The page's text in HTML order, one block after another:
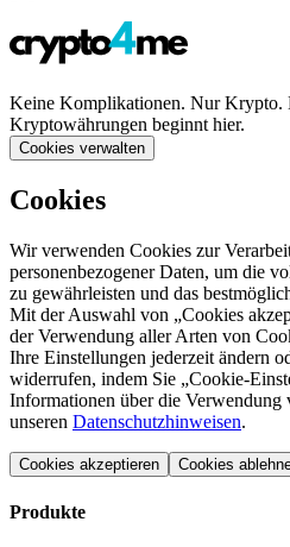
Keine Komplikationen. Nur Krypto.
Kryptowährungen beginnt hier.
Cookies verwalten
Cookies
Wir verwenden Cookies zur
personenbezogener Daten, um die
zu gewährleisten und das
Mit der Auswahl von „Cookies
der Verwendung aller Arten von
Ihre Einstellungen jederzeit ändern
widerrufen, indem Sie „Cookie-
Informationen über die Verwendung
unseren Datenschutzhinweisen.
Cookies akzeptieren Cookies
Produkte